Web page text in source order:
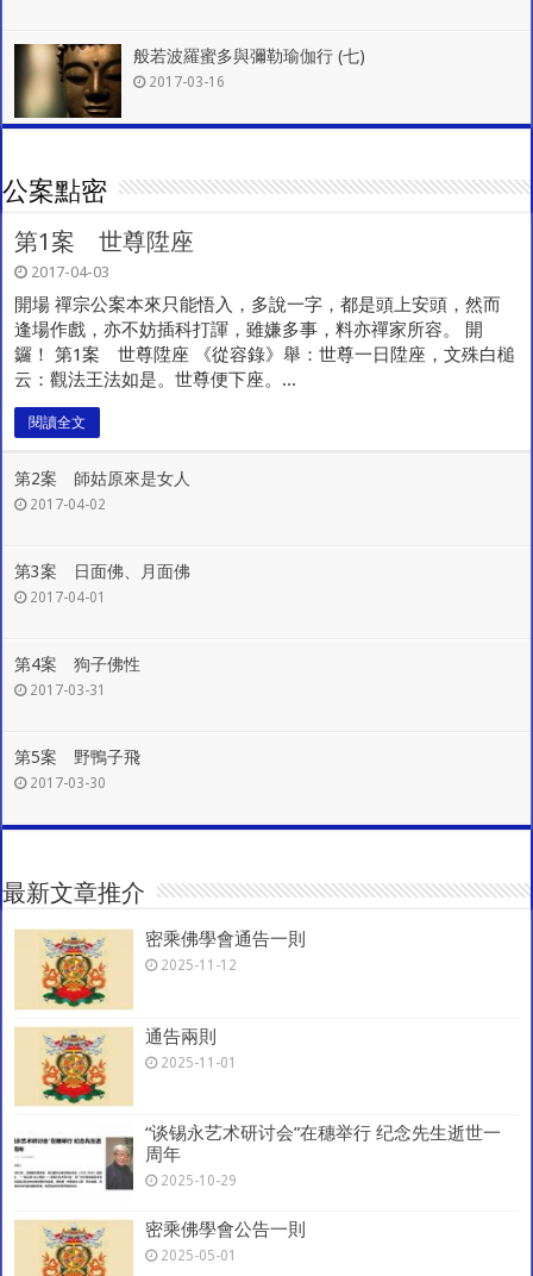
般若波羅蜜多與彌勒瑜伽行 (七)
2017-03-16
公案點密
第1案 世尊陞座
2017-04-03
開場 禪宗公案本來只能悟入，多說一字，都是頭上安頭，然而
逢場作戲，亦不妨插科打諢，雖嫌多事，料亦禪家所容。 開
鑼！ 第1案 世尊陞座 《從容錄》舉：世尊一日陞座，文殊白槌
云：觀法王法如是。世尊便下座。...
閱讀全文
第2案 師姑原來是女人
2017-04-02
第3案 日面佛、月面佛
2017-04-01
第4案 狗子佛性
2017-03-31
第5案 野鴨子飛
2017-03-30
最新文章推介
密乘佛學會通告一則
2025-11-12
通告兩則
2025-11-01
“谈锡永艺术研讨会”在穗举行 纪念先生逝世一
周年
2025-10-29
密乘佛學會公告一則
2025-05-01